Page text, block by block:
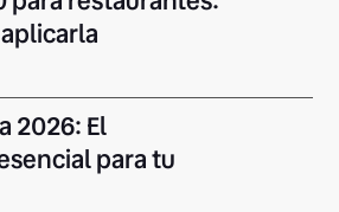
2026: El
para tu